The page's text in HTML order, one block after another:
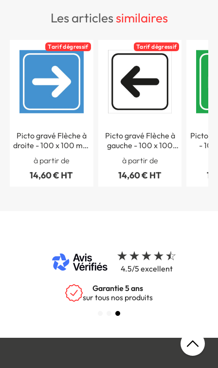
les articlessimilaires
Tarif dégressif
Picto gravé Flèche à
droite - 100 x 100 mm
- Gamme Couleur
à partir de
14,60 € HT
Tarif dégressif
Picto gravé Flèche à
gauche - 100 x 100
mm - Gamme Couleur
à partir de
14,60 € HT
Picto
-
4.5/5 excellent
Garantie 5 ans
sur tous nos produits